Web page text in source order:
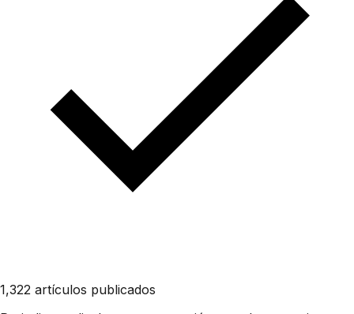
1,322 artículos publicados